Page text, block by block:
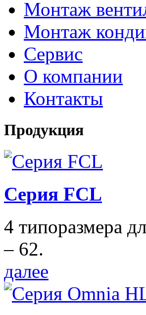
Монтаж
Монтаж
Сервис
О компании
Контакты
Продукция
Серия FCL
4 типоразмера
– 62.
далее